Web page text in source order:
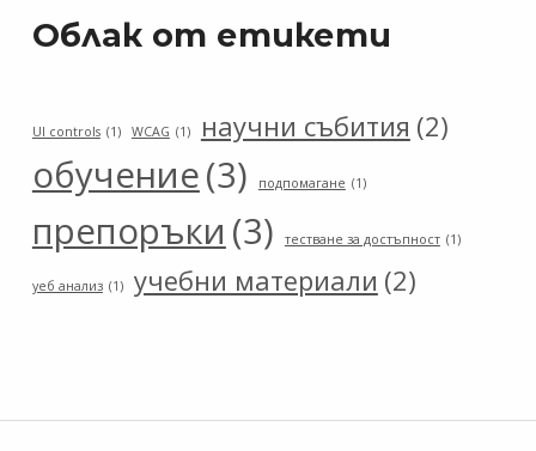
Облак от етикети
UI controls (1) WCAG (1) научни събития (2)
обучение(3) подпомагане (1)
препоръки (3) тестване за достъпност (1)
уеб анализ (1) учебни материали (2)
Навигация